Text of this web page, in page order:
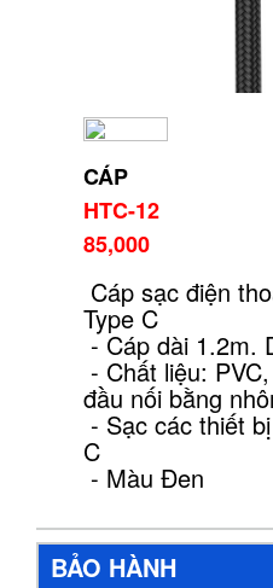
CÁP
HTC-12
85,000
Cáp sạc điện
Type C
- Cáp dài 1.2m.
- Chất liệu:
đầu nối bằng
- Sạc các thiết
C
- Màu Đen
BẢO HÀNH